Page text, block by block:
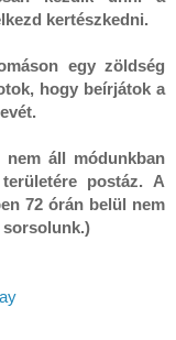
kertészkedni.
egy zöldség
hogy beírjátok a
áll módunkban
postáz. A
72 órán belül nem
sorsolunk.)